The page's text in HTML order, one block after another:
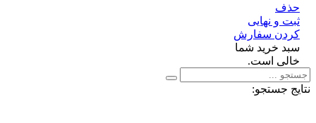
و نهایی
سفارش
خرید شما
است.
جستجو: